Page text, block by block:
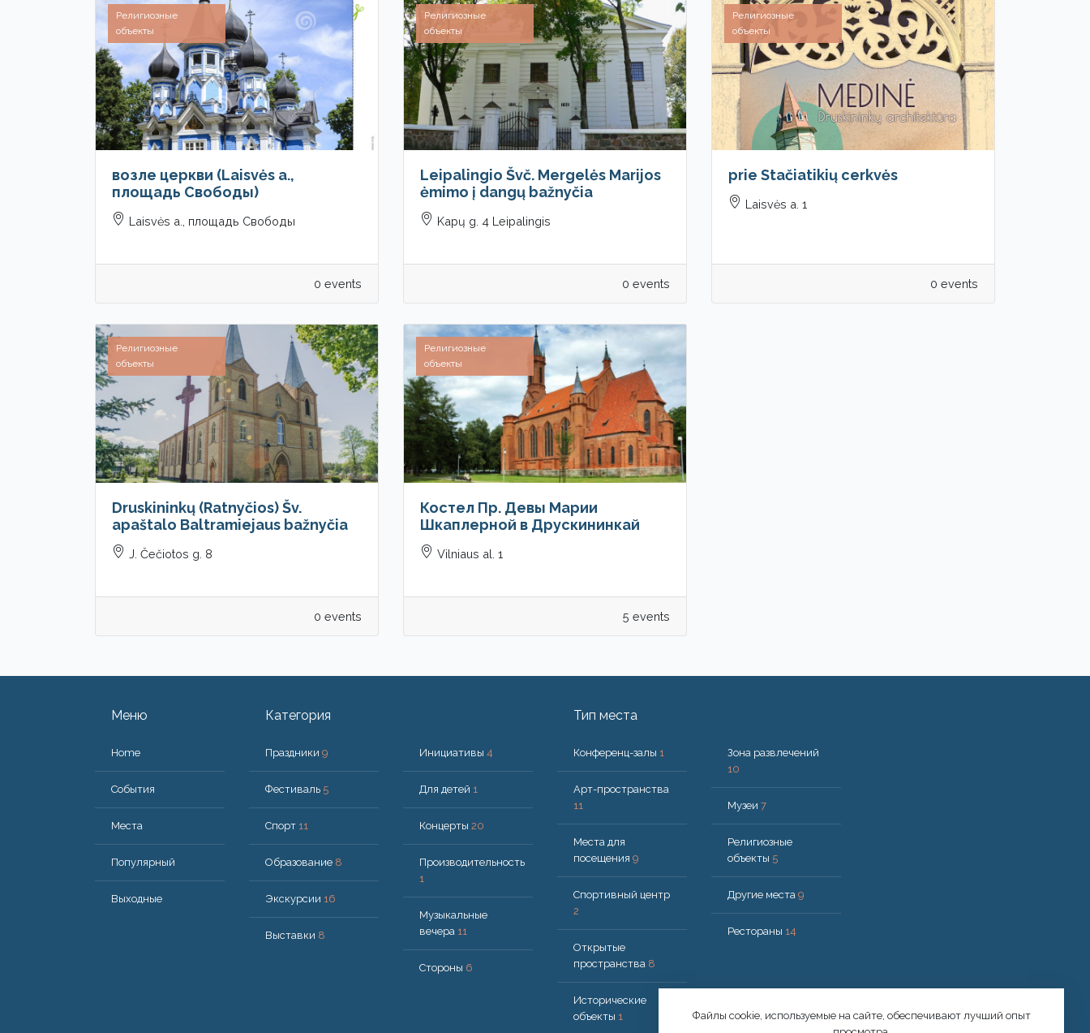
Религиозные
объекты
возле церкви (Laisvės a.,
площадь Свободы)
Laisvės a., площадь Свободы
0 events
Религиозные
объекты
Leipalingio Švč. Mergelės Marijos
ėmimo į dangų bažnyčia
Kapų g. 4 Leipalingis
0 events
Религиозные
объекты
prie Stačiatikių cerkvės
Laisvės a. 1
0 events
Религиозные
объекты
Druskininkų (Ratnyčios) Šv.
apaštalo Baltramiejaus bažnyčia
J. Čečiotos g. 8
0 events
Религиозные
объекты
Костел Пр. Девы Марии
Шкаплерной в Друскининкай
Vilniaus al. 1
5 events
Меню
Home
События
Места
Популярный
Bыходные
Категория
Праздники 9
Фестиваль 5
Спорт 11
Образование 8
Экскурсии 16
Выставки 8
Инициативы 4
Для детей 1
Концерты 20
Производительность
1
Музыкальные
вечера 11
Стороны 6
Тип места
Конференц-залы 1
Арт-пространства
11
Места для
посещения 9
Спортивный центр
2
Открытые
пространства 8
Исторические
объекты 1
Зона развлечений
10
Музеи 7
Религиозные
объекты 5
Другие места 9
Рестораны 14
Файлы cookie, используемые на сайте, обеспечивают лучший опыт